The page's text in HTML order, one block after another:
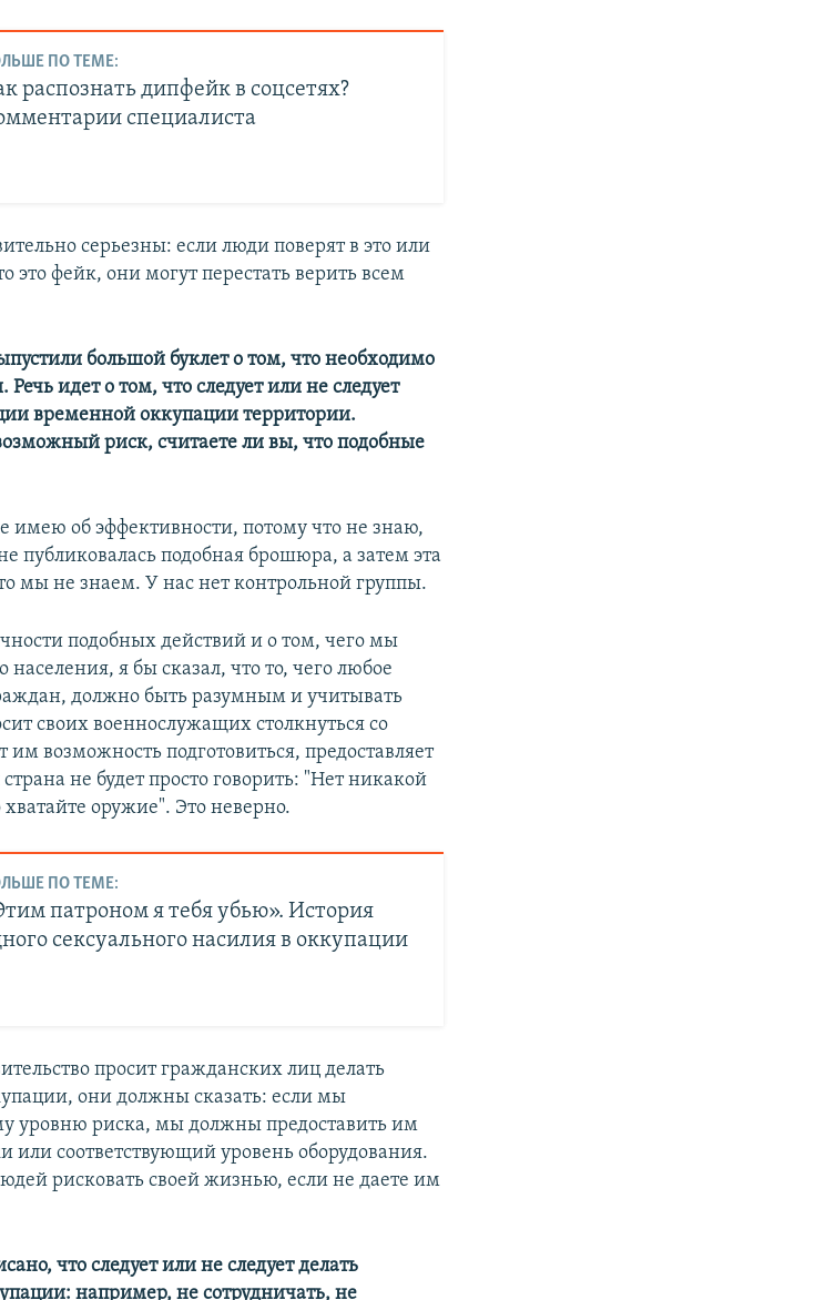
ПО ТЕМЕ:
распознать дипфейк в соцсетях?
специалиста
серьезны: если люди поверят в это или
это фейк, они могут перестать верить всем
большой буклет о том, что необходимо
идет о том, что следует или не следует
временной оккупации территории.
риск, считаете ли вы, что подобные
имею об эффективности, потому что не знаю,
публиковалась подобная брошюра, а затем эта
мы не знаем. У нас нет контрольной группы.
подобных действий и о том, чего мы
я бы сказал, что то, чего любое
должно быть разумным и учитывать
своих военнослужащих столкнуться со
возможность подготовиться, предоставляет
не будет просто говорить: "Нет никакой
оружие". Это неверно.
ПО ТЕМЕ:
патроном я тебя убью». История
сексуального насилия в оккупации
просит гражданских лиц делать
они должны сказать: если мы
уровню риска, мы должны предоставить им
или соответствующий уровень оборудования.
рисковать своей жизнью, если не даете им
что следует или не следует делать
например, не сотрудничать, не